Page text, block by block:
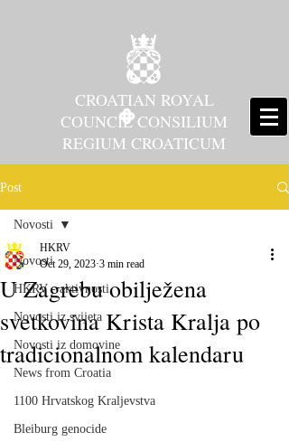
CROATIAN ROYAL
COUNCIL CONSILIUM
REGIUM CROATICUM
Post
Novosti
HKRV - aktivnosti
Novosti iz svijeta
Novosti iz domovine
News from Croatia
1100 Hrvatskog Kraljevstva
Bleiburg genocide
Novosti
U Zagrebu obilježena
svetkovina Krista Kralja po
tradicionalnom kalendaru
HKRV
Oct 29, 2023 3 min read